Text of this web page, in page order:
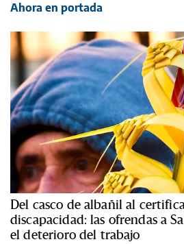
Ahora en portada
Del casco de albañil al
discapacidad: las ofrendas a
el deterioro del trabajo